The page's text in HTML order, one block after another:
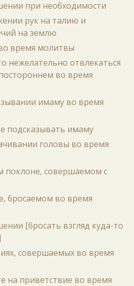
при необходимости
рук на талию и
на землю
время молитвы
нежелательно отвлекаться
во время
имаму во время
подсказывать имаму
головы во время
поклоне, совершаемом с
бросаемом во время
[бросать взгляд куда-то
совершаемых во время
на приветствие во время